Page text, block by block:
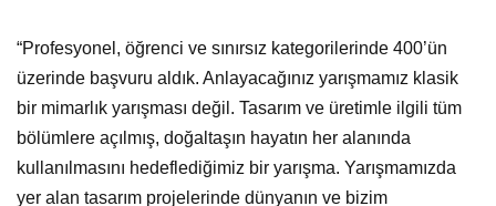
“Profesyonel, öğrenci ve sınırsız kategorilerinde 400’ün
üzerinde başvuru aldık. Anlayacağınız yarışmamız klasik
bir mimarlık yarışması değil. Tasarım ve üretimle ilgili tüm
bölümlere açılmış, doğaltaşın hayatın her alanında
kullanılmasını hedeflediğimiz bir yarışma. Yarışmamızda
yer alan tasarım projelerinde dünyanın ve bizim